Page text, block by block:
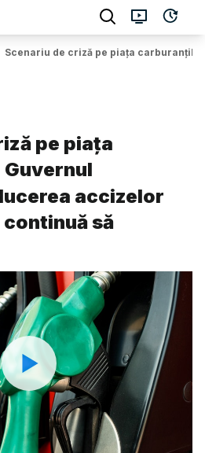
Scenariu de criză pe piața
pe piața
accizelor
să
Watch